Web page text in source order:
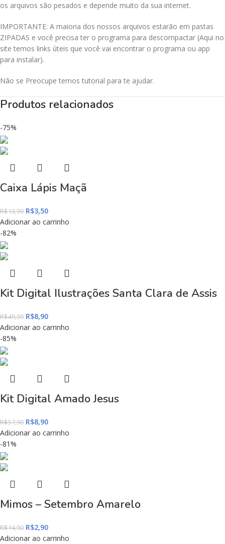
os arquivos são pesados e depende muito da sua internet.
IMPORTANTE: A maioria dos nossos arquivos estarão em pastas
ZIPADAS e você precisa ter o programa para descompactar (Aqui no
site temos links úteis que você vai encontrar o programa ou app
para instalar).
Não se Preocupe temos tutorial para te ajudar.
Produtos relacionados
-75%
Caixa Lápis Maçã
R$13,90 R$3,50
Adicionar ao carrinho
-82%
Kit Digital Ilustrações Santa Clara de Assis
R$49,90 R$8,90
Adicionar ao carrinho
-85%
Kit Digital Amado Jesus
R$57,90 R$8,90
Adicionar ao carrinho
-81%
Mimos – Setembro Amarelo
R$14,90 R$2,90
Adicionar ao carrinho